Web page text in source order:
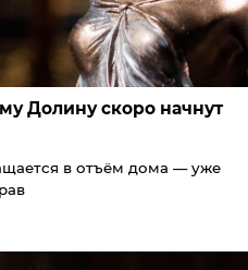
Долину скоро начнут
в отъём дома — уже